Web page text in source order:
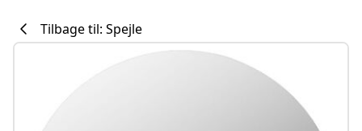
Tilbage til: Spejle